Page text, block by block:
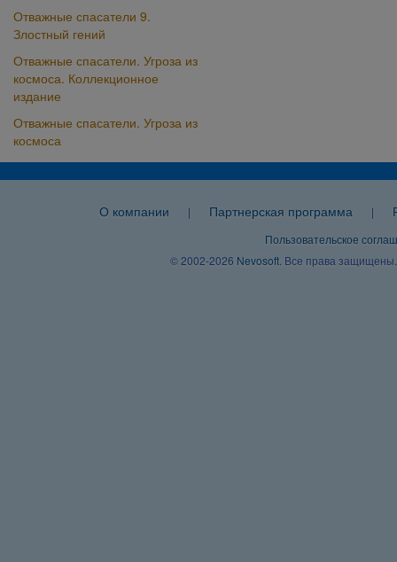
Отважные спасатели 9.
Злостный гений
Отважные спасатели. Угроза из
космоса. Коллекционное
издание
Отважные спасатели. Угроза из
космоса
О компании | Партнерская программа |
Пользовательское
© 2002-2026 Nevosoft . Все права защищены